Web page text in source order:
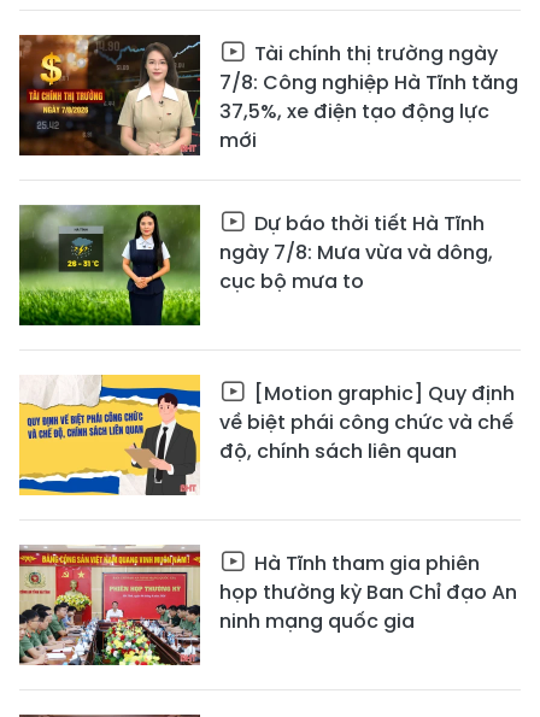
Tài chính thị trường ngày
7/8: Công nghiệp Hà Tĩnh tăng
37,5%, xe điện tạo động lực
mới
Dự báo thời tiết Hà Tĩnh
ngày 7/8: Mưa vừa và dông,
cục bộ mưa to
[Motion graphic] Quy định
về biệt phái công chức và chế
độ, chính sách liên quan
Hà Tĩnh tham gia phiên
họp thường kỳ Ban Chỉ đạo An
ninh mạng quốc gia